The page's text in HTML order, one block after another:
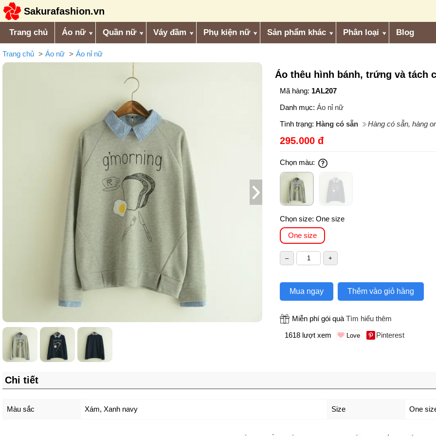
Sakurafashion.vn
Trang chủ Áo nữ Quần nữ Váy đầm Phụ kiện nữ Sản phẩm khác Phân loại Blog
Trang chủ Áo nữ Áo nỉ nữ
Áo thêu hình bánh, trứng và tách
Mã hàng: 1AL207
Danh mục:Áo nỉ nữ
Tình trạng: Hàng có sẵn Hàng có sẵn, hàng
295.000 đ
Chọn màu:
Chọn size:One size
One size
Mua ngay Thêm vào giỏ hàng
Miễn phí gói quàTìm hiểu thêm
1618 lượt xem
Pinterest
Chi tiết
Màu sắc Xám, Xanh navy Size One